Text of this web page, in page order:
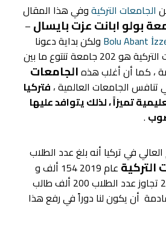
الجامعات التركيةوفي هذا المقال
بولو ابانت عزت بايسال –
Bolu Abant ولكن بداية دعونا
نعرفك بأن عدد جامعات التركية هو 202 جامعة تنتوع ما بين
، كما أن أغلب هذهالجامعات
تنافس الجامعات العالمية ، فتركيا
تميزاً ، لذلك يتوافد عليها
.
في تركيا أنه بلغ عدد الطلاب
التركية
عام 2019 154 ألف و
505 ، أما في عام 2020 تجاوز عدد الطلاب 200 ألف طالب
أن يكون لنا دوراً في رفع هذا